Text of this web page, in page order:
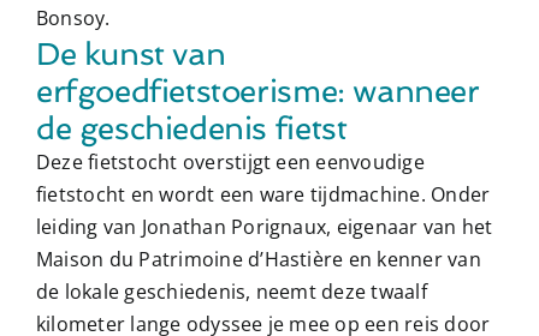
Bonsoy.
De kunst van
erfgoedfietstoerisme: wanneer
de geschiedenis fietst
Deze fietstocht overstijgt een eenvoudige
fietstocht en wordt een ware tijdmachine. Onder
leiding van Jonathan Porignaux, eigenaar van het
Maison du Patrimoine d’Hastière en kenner van
de lokale geschiedenis, neemt deze twaalf
kilometer lange odyssee je mee op een reis door